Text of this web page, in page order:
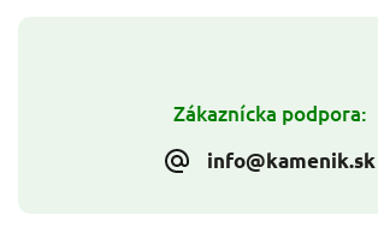
Zákaznícka podpora:
info@kamenik.sk